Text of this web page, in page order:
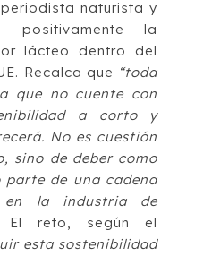
naturista y
positivamente la
lácteo dentro del
Recalca que “toda
que no cuente con
a corto y
No es cuestión
sino de deber como
parte de una cadena
en la industria de
El reto, según el
esta sostenibilidad